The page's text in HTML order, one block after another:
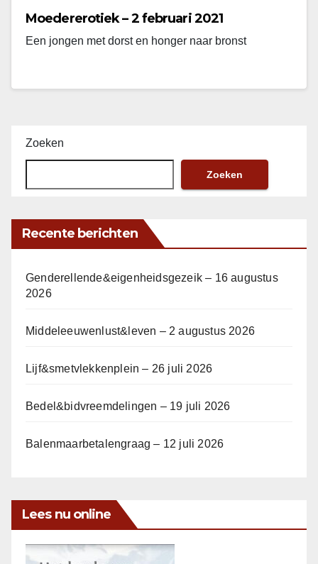
Moedererotiek – 2 februari 2021
Een jongen met dorst en honger naar bronst
Zoeken
Zoeken
Recente berichten
Genderellende&eigenheidsgezeik – 16 augustus
2026
Middeleeuwenlust&leven – 2 augustus 2026
Lijf&smetvlekkenplein – 26 juli 2026
Bedel&bidvreemdelingen – 19 juli 2026
Balenmaarbetalengraag – 12 juli 2026
Lees nu online